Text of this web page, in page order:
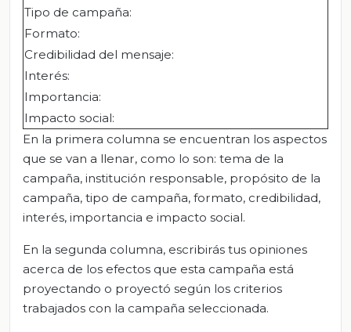
Tipo de campaña:
Formato:
Credibilidad del mensaje:
Interés:
Importancia:
Impacto social:
En la primera columna se encuentran los aspectos
que se van a llenar, como lo son: tema de la
campaña, institución responsable, propósito de la
campaña, tipo de campaña, formato, credibilidad,
interés, importancia e impacto social.
En la segunda columna, escribirás tus opiniones
acerca de los efectos que esta campaña está
proyectando o proyectó según los criterios
trabajados con la campaña seleccionada.